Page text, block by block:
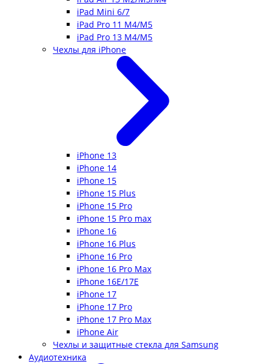
iPad Mini 6/7
iPad Pro 11 M4/M5
iPad Pro 13 M4/M5
Чехлы для iPhone
iPhone 13
iPhone 14
iPhone 15
iPhone 15 Plus
iPhone 15 Pro
iPhone 15 Pro max
iPhone 16
iPhone 16 Plus
iPhone 16 Pro
iPhone 16 Pro Max
iPhone 16E/17E
iPhone 17
iPhone 17 Pro
iPhone 17 Pro Max
iPhone Air
Чехлы и защитные стекла для Samsung
Аудиотехника